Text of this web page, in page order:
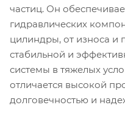
частиц. Он
гидравлических
цилиндры, от износа и
стабильной и
системы в тяжелых
отличается высокой
долговечностью и